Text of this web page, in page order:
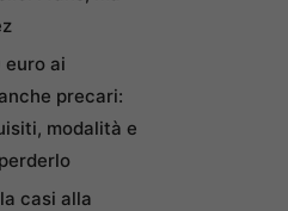
euro ai
precari:
modalità e
casi alla